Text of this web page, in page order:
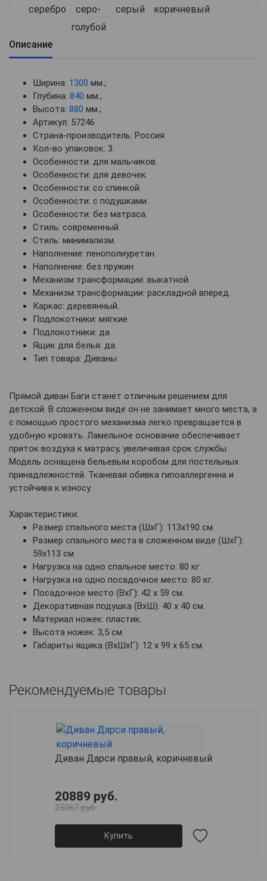
Описание
Ширина: 1300 мм.;
Глубина: 840 мм.;
Высота: 880 мм.;
Артикул: 57246
Страна-производитель: Россия
Кол-во упаковок: 3.
Особенности: для мальчиков.
Особенности: для девочек.
Особенности: со спинкой.
Особенности: с подушками.
Особенности: без матраса.
Стиль: современный.
Стиль: минимализм.
Наполнение: пенополиуретан.
Наполнение: без пружин.
Механизм трансформации: выкатной.
Механизм трансформации: раскладной вперед.
Каркас: деревянный.
Подлокотники: мягкие.
Подлокотники: да.
Ящик для белья: да.
Тип товара: Диваны
Прямой диван Баги станет отличным решением для
детской. В сложенном виде он не занимает много места, а
с помощью простого механизма легко превращается в
удобную кровать. Ламельное основание обеспечивает
приток воздуха к матрасу, увеличивая срок службы.
Модель оснащена бельевым коробом для постельных
принадлежностей. Тканевая обивка гипоаллергенна и
устойчива к износу.
Характеристики:
Размер спального места (ШхГ): 113х190 см.
Размер спального места в сложенном виде (ШхГ):
59х113 см.
Нагрузка на одно спальное место: 80 кг.
Нагрузка на одно посадочное место: 80 кг.
Посадочное место (ВхГ): 42 х 59 см.
Декоративная подушка (ВхШ): 40 х 40 см.
Материал ножек: пластик.
Высота ножек: 3,5 см.
Габариты ящика (ВхШхГ): 12 х 99 х 65 см.
Рекомендуемые товары
Диван Дарси правый, коричневый
20889 руб.
25067 руб.
Купить